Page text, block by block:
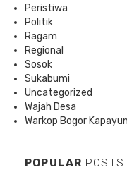
Peristiwa
Politik
Ragam
Regional
Sosok
Sukabumi
Uncategorized
Wajah Desa
Warkop Bogor Kapayun
POPULAR POSTS